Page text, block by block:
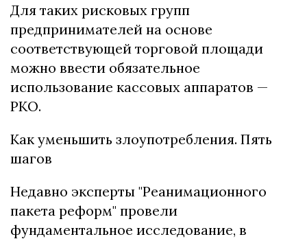
Для таких рисковых групп
предпринимателей на основе
соответствующей торговой площади
можно ввести обязательное
использование кассовых аппаратов —
РКО.
Как уменьшить злоупотребления. Пять
шагов
Недавно эксперты "Реанимационного
пакета реформ" провели
фундаментальное исследование, в